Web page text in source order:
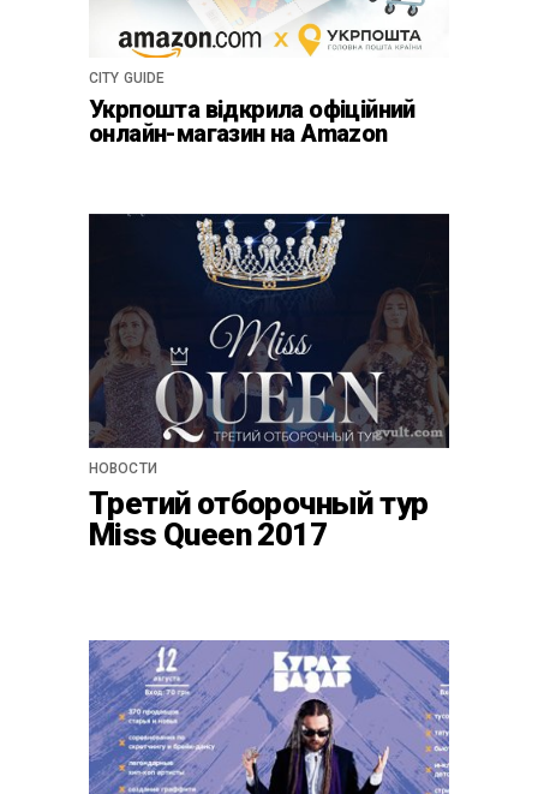
CITY GUIDE
Укрпошта відкрила офіційний
онлайн-магазин на Amazon
НОВОСТИ
Третий отборочный тур
Miss Queen 2017